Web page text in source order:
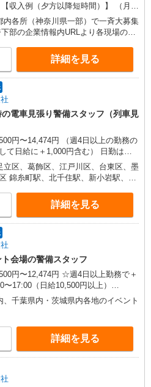
※時給1,420円、実働3h、22日勤
含む場合 （年収例※前年度実績）
※月収96,720円（月収例参照）+賞与
間）】 （月
円 ※時給1,520円、実働2h、22日勤
含む場合 （年収例※前年度実績）
収69,880円（月収例参照）+賞与
回
各所（神奈川県一部）で一斉大募集
部の企業情報内URLより各現場の詳
豊島区・渋谷区・港区・中央区・品
台東区 神奈川県：横浜市中区 ★す
歩圏内です！
詳細を見る
電車見張り警備スタッフ（列車見
円〜14,474円 （週4日以上の勤務の
日給に＋1,000円含む） 日勤は
2,500円 基本：日給10,500円 週4日以
円 列車見張員資格取得で＋1,000
員従事週4日未満は－500円） 夜勤
万4,474円 基本：日給12,474円 週4日
1,000円 列車見張員資格取得で＋
車見張員従事週4日未満は－500円）
円支給 研修終了後 15回勤務で2万
3万円 合計5万円GET 初任研修と合
立区、葛飾区、江戸川区、台東区、墨
錦糸町駅、北千住駅、新小岩駅、小
詳細を見る
会場の警備スタッフ
円〜12,474円 ☆週4日以上勤務で＋
〜17:00（日給10,500円以上）
日給12,474円以上） 研修中日給
食代1,000円含む） 研修3日で3万円
務で3万円 合計5万円GET 初任研修
服保証金預かりなど一
、千葉県内・茨城県内各地のイベント
詳細を見る